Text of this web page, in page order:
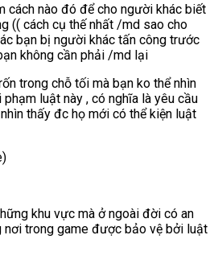
cách nào đó để cho người khác biết
(( cách cụ thế nhất /md sao cho
bạn bị người khác tấn công trước
không cần phải /md lại
trong chỗ tối mà bạn ko thể nhìn
luật này , có nghĩa là yêu cầu
thấy đc họ mới có thể kiện luật
khu vực mà ở ngoài đời có an
nơi trong game được bảo vệ bởi luật